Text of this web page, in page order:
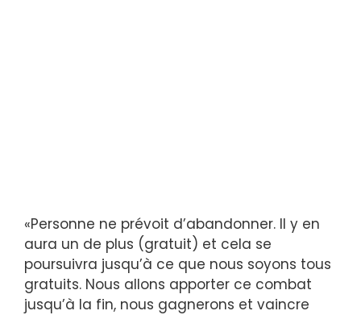
«Personne ne prévoit d’abandonner. Il y en
aura un de plus (gratuit) et cela se
poursuivra jusqu’à ce que nous soyons tous
gratuits. Nous allons apporter ce combat
jusqu’à la fin, nous gagnerons et vaincre